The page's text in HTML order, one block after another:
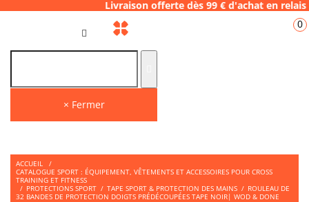
Livraison offerte dès 99 € d'achat
× Fermer
0
ACCUEIL
/
CATALOGUE SPORT : ÉQUIPEMENT, VÊTEMENTS ET ACCESSOIRES POUR CROSS
TRAINING ET FITNESS
/ PROTECTIONS SPORT / TAPE SPORT & PROTECTION DES MAINS / ROULEAU DE
32 BANDES DE PROTECTION DOIGTS PRÉDÉCOUPÉES TAPE NOIR| WOD & DONE